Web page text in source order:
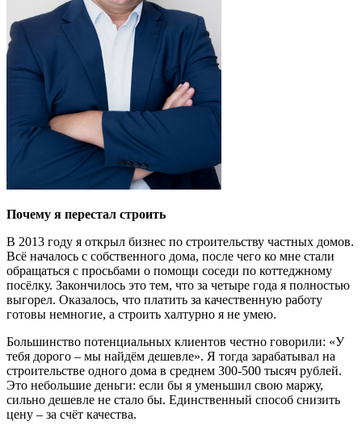
Почему я перестал строить
В 2013 году я открыл бизнес по строительству частных домов.
Всё началось с собственного дома, после чего ко мне стали
обращаться с просьбами о помощи соседи по коттеджному
посёлку. Закончилось это тем, что за четыре года я полностью
выгорел. Оказалось, что платить за качественную работу
готовы немногие, а строить халтурно я не умею.
Большинство потенциальных клиентов честно говорили: «У
тебя дорого – мы найдём дешевле». Я тогда зарабатывал на
строительстве одного дома в среднем 300-500 тысяч рублей.
Это небольшие деньги: если бы я уменьшил свою маржу,
сильно дешевле не стало бы. Единственный способ снизить
цену – за счёт качества.